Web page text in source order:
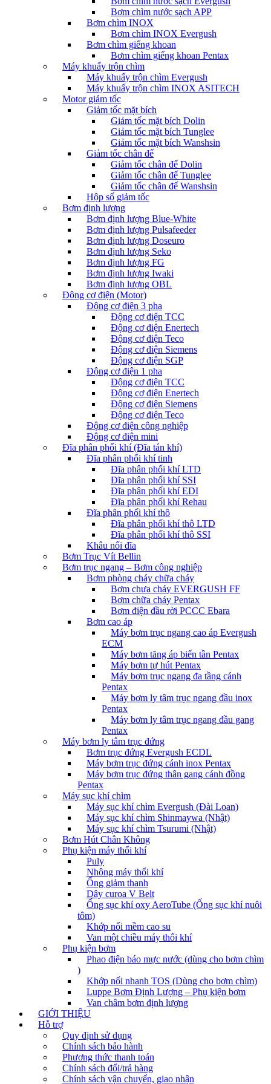
Bơm chìm nước sạch APP
Bơm chìm INOX
Bơm chìm INOX Evergush
Bơm chìm giếng khoan
Bơm chìm giếng khoan Pentax
Máy khuấy trộn chìm
Máy khuấy trộn chìm Evergush
Máy khuấy trộn chìm INOX ASITECH
Motor giảm tốc
Giảm tốc mặt bích
Giảm tốc mặt bích Dolin
Giảm tốc mặt bích Tunglee
Giảm tốc mặt bích Wanshsin
Giảm tốc chân đế
Giảm tốc chân đế Dolin
Giảm tốc chân đế Tunglee
Giảm tốc chân đế Wanshsin
Hộp số giảm tốc
Bơm định lượng
Bơm định lượng Blue-White
Bơm định lượng Pulsafeeder
Bơm định lượng Doseuro
Bơm định lượng Seko
Bơm định lượng FG
Bơm định lượng Iwaki
Bơm định lượng OBL
Động cơ điện (Motor)
Động cơ điện 3 pha
Động cơ điện TCC
Động cơ điện Enertech
Động cơ điện Teco
Động cơ điện Siemens
Động cơ điện SGP
Động cơ điện 1 pha
Động cơ điện TCC
Động cơ điện Enertech
Động cơ điện Siemens
Động cơ điện Teco
Động cơ điện công nghiệp
Động cơ điện mini
Đĩa phân phối khí (Đĩa tán khí)
Đĩa phân phối khí tinh
Đĩa phân phối khí LTD
Đĩa phân phối khí SSI
Đĩa phân phối khí EDI
Đĩa phân phối khí Rehau
Đĩa phân phối khí thô
Đĩa phân phối khí thô LTD
Đĩa phân phối khí thô SSI
Khâu nối đĩa
Bơm Trục Vít Bellin
Bơm trục ngang – Bơm công nghiệp
Bơm phòng cháy chữa cháy
Bơm chưa cháy EVERGUSH FF
Bơm chữa cháy Pentax
Bơm điện đầu rời PCCC Ebara
Bơm cao áp
Máy bơm trục ngang cao áp Evergush
ECM
Máy bơm tăng áp biến tần Pentax
Máy bơm tự hút Pentax
Máy bơm trục ngang đa tầng cánh
Pentax
Máy bơm ly tâm trục ngang đầu inox
Pentax
Máy bơm ly tâm trục ngang đầu gang
Pentax
Máy bơm ly tâm trục đứng
Bơm trục đứng Evergush ECDL
Máy bơm trục đứng cánh inox Pentax
Máy bơm trục đứng thân gang cánh đồng
Pentax
Máy sục khí chìm
Máy sục khí chìm Evergush (Đài Loan)
Máy sục khí chìm Shinmaywa (Nhật)
Máy sục khí chìm Tsurumi (Nhật)
Bơm Hút Chân Không
Phụ kiện máy thổi khí
Puly
Nhông máy thổi khí
Ống giảm thanh
Dây curoa V Belt
Ống sục khí oxy AeroTube (Ống sục khí nuôi
tôm)
Khớp nối mềm cao su
Van một chiều máy thổi khí
Phụ kiện bơm
Phao điện báo mực nước (dùng cho bơm chìm
)
Khớp nối nhanh TOS (Dùng cho bơm chìm)
Luppe Bơm Định Lượng – Phụ kiện bơm
Van châm bơm định lượng
GIỚI THIỆU
Hỗ trợ
Quy định sử dụng
Chính sách bảo hành
Phương thức thanh toán
Chính sách đổi/trả hàng
Chính sách vận chuyển, giao nhận